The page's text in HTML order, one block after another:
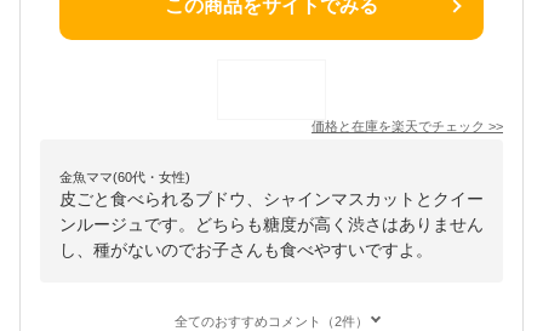
この商品をサイトでみる
価格と在庫を楽天でチェック >>
金魚ママ(60代・女性)
皮ごと食べられるブドウ、シャインマスカットとクイー
ンルージュです。どちらも糖度が高く渋さはありません
し、種がないのでお子さんも食べやすいですよ。
全てのおすすめコメント（2件）